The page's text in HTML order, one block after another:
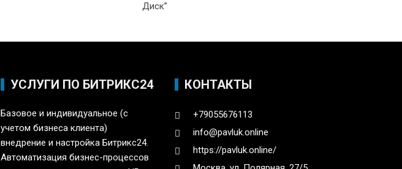
Диск”
УСЛУГИ ПО БИТРИКС24
Базовое и индивидуальное (с
учетом бизнеса клиента)
внедрение и настройка Битрикс24.
Автоматизация бизнес-процессов
КОНТАКТЫ
+79055676113
info@pavluk.online
https://pavluk.online/